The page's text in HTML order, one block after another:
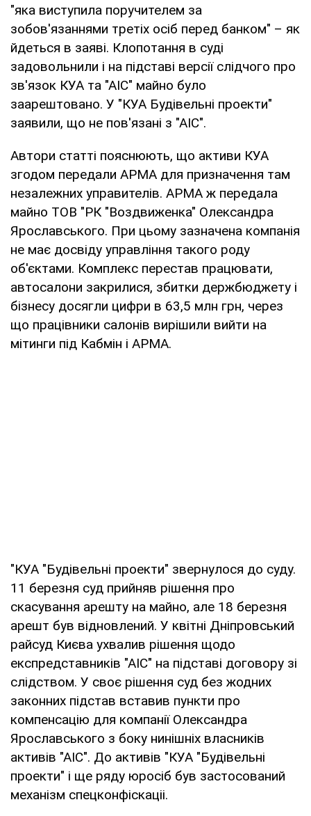
"яка виступила поручителем за
зобов'язаннями третіх осіб перед банком" – як
йдеться в заяві. Клопотання в суді
задовольнили і на підставі версії слідчого про
зв'язок КУА та "АІС" майно було
заарештовано. У "КУА Будівельні проекти"
заявили, що не пов'язані з "АІС".
Автори статті пояснюють, що активи КУА
згодом передали АРМА для призначення там
незалежних управителів. АРМА ж передала
майно ТОВ "РК "Воздвиженка" Олександра
Ярославського. При цьому зазначена компанія
не має досвіду управління такого роду
об'єктами. Комплекс перестав працювати,
автосалони закрилися, збитки держбюджету і
бізнесу досягли цифри в 63,5 млн грн, через
що працівники салонів вирішили вийти на
мітинги під Кабмін і АРМА.
"КУА "Будівельні проекти" звернулося до суду.
11 березня суд прийняв рішення про
скасування арешту на майно, але 18 березня
арешт був відновлений. У квітні Дніпровський
райсуд Києва ухвалив рішення щодо
експредставників "АІС" на підставі договору зі
слідством. У своє рішення суд без жодних
законних підстав вставив пункти про
компенсацію для компанії Олександра
Ярославського з боку нинішніх власників
активів "АІС". До активів "КУА "Будівельні
проекти" і ще ряду юросіб був застосований
механізм спецконфіскаціі.